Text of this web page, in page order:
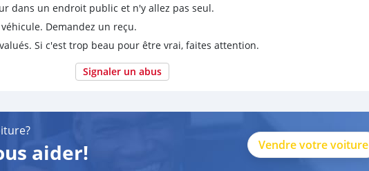
dans un endroit public et n'y allez pas seul.
Demandez un reçu.
Si c'est trop beau pour être vrai, faites attention.
Signaler un abus
aider! Vendre votre voiture